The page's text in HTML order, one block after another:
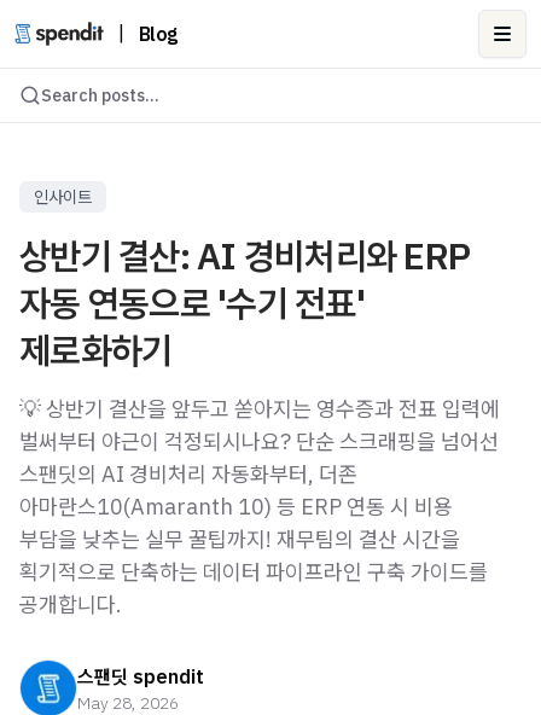
Blog
Search posts...
인사이트
상반기 결산: AI 경비처리와 ERP
자동 연동으로 '수기 전표'
제로화하기
💡 상반기 결산을 앞두고 쏟아지는 영수증과 전표 입력에
벌써부터 야근이 걱정되시나요? 단순 스크래핑을 넘어선
스팬딧의 AI 경비처리 자동화부터, 더존
아마란스10(Amaranth 10) 등 ERP 연동 시 비용
부담을 낮추는 실무 꿀팁까지! 재무팀의 결산 시간을
획기적으로 단축하는 데이터 파이프라인 구축 가이드를
공개합니다.
스팬딧 spendit
May 28, 2026